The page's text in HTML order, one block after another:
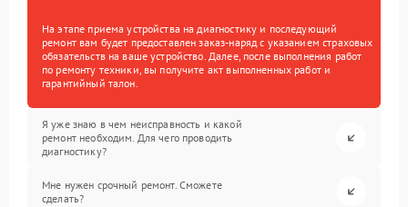
На этапе приема устройства на диагностику и последующий
ремонт вам будет предоставлен заказ-наряд с указанием страховых
обязательств на ваше устройство. Далее, после выполнения работ
по ремонту техники, вы получите акт выполненных работ и
гарантийный талон.
Я уже знаю в чем неисправность и какой
ремонт необходим. Для чего проводить
диагностику?
Мне нужен срочный ремонт. Сможете
сделать?